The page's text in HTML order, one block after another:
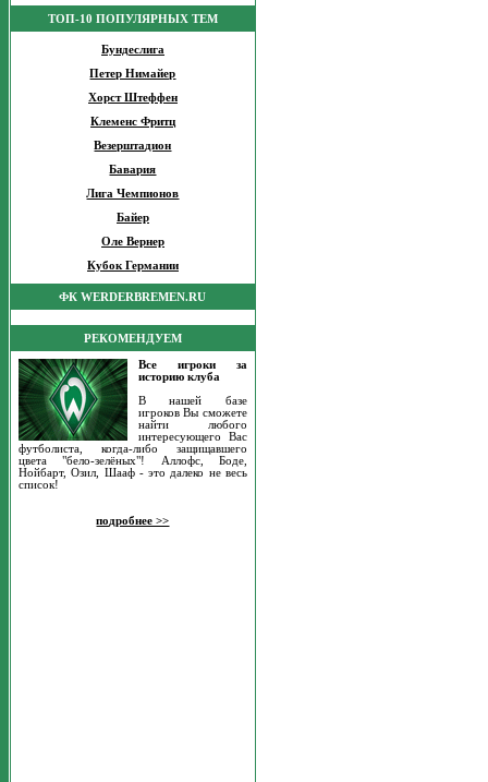
ТОП-10 ПОПУЛЯРНЫХ ТЕМ
Бундеслига
Петер Нимайер
Хорст Штеффен
Клеменс Фритц
Везерштадион
Бавария
Лига Чемпионов
Байер
Оле Вернер
Кубок Германии
ФК WERDERBREMEN.RU
РЕКОМЕНДУЕМ
Все игроки за
историю клуба
В нашей базе
игроков Вы сможете
найти любого
интересующего Вас
футболиста, когда-либо защищавшего
цвета "бело-зелёных"! Аллофс, Боде,
Нойбарт, Озил, Шааф - это далеко не весь
список!
подробнее >>